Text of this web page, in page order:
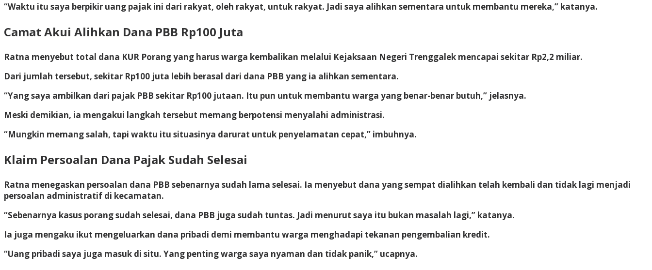
“Waktu itu saya berpikir uang pajak ini dari rakyat, oleh rakyat, untuk rakyat. Jadi saya alihkan sementara untuk membantu mereka,” katanya.
Camat Akui Alihkan Dana PBB Rp100 Juta
Ratna menyebut total dana KUR Porang yang harus warga kembalikan melalui Kejaksaan Negeri Trenggalek mencapai sekitar Rp2,2 miliar.
Dari jumlah tersebut, sekitar Rp100 juta lebih berasal dari dana PBB yang ia alihkan sementara.
“Yang saya ambilkan dari pajak PBB sekitar Rp100 jutaan. Itu pun untuk membantu warga yang benar-benar butuh,” jelasnya.
Meski demikian, ia mengakui langkah tersebut memang berpotensi menyalahi administrasi.
“Mungkin memang salah, tapi waktu itu situasinya darurat untuk penyelamatan cepat,” imbuhnya.
Klaim Persoalan Dana Pajak Sudah Selesai
Ratna menegaskan persoalan dana PBB sebenarnya sudah lama selesai. Ia menyebut dana yang sempat dialihkan telah kembali dan tidak lagi menjadi
persoalan administratif di kecamatan.
“Sebenarnya kasus porang sudah selesai, dana PBB juga sudah tuntas. Jadi menurut saya itu bukan masalah lagi,” katanya.
Ia juga mengaku ikut mengeluarkan dana pribadi demi membantu warga menghadapi tekanan pengembalian kredit.
“Uang pribadi saya juga masuk di situ. Yang penting warga saya nyaman dan tidak panik,” ucapnya.